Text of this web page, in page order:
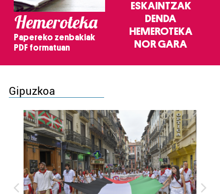
Hemeroteka
Papereko zenbakiak
PDF formatuan
ESKAINTZAK
DENDA
HEMEROTEKA
NOR GARA
Gipuzkoa